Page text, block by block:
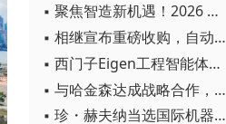
▪ 聚焦智造新机遇！2026 青岛数字化及智能制造技术论坛圆满落幕
▪ 相继宣布重磅收购，自动化巨头新一轮并购潮剑指何方？
▪ 西门子Eigen工程智能体落地中国，工业AI跨越物理世界“确定性”拐点
▪ 与哈金森达成战略合作，乐聚机器人何以持续获得工业巨头青睐？
▪ 珍・赫夫纳当选国际机器人联合会新任主席